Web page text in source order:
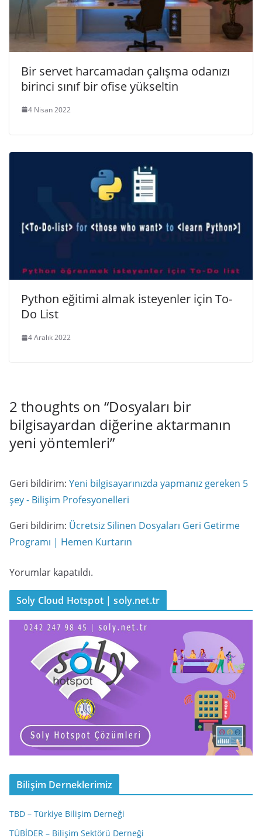
Bir servet harcamadan çalışma odanızı
birinci sınıf bir ofise yükseltin
4 Nisan 2022
Python eğitimi almak isteyenler için To-
Do List
4 Aralık 2022
2 thoughts on “Dosyaları bir
bilgisayardan diğerine aktarmanın
yeni yöntemleri”
Geri bildirim: Yeni bilgisayarınızda yapmanız gereken 5
şey - Bilişim Profesyonelleri
Geri bildirim: Ücretsiz Silinen Dosyaları Geri Getirme
Programı | Hemen Kurtarın
Yorumlar kapatıldı.
Soly Cloud Hotspot | soly.net.tr
Bilişim Derneklerimiz
TBD – Türkiye Bilişim Derneği
TÜBİDER – Bilişim Sektörü Derneği